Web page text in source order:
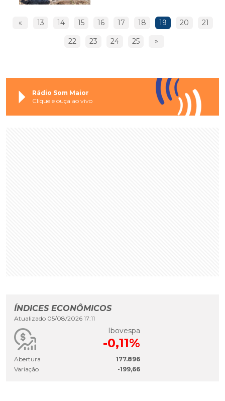
« 13 14 15 16 17 18 19 20 21
22 23 24 25 »
Rádio Som Maior
Clique e ouça ao vivo
ÍNDICES ECONÔMICOS
Atualizado 05/08/2026 17:11
Ibovespa
-0,11%
Abertura
177.896
Variação
-199,66